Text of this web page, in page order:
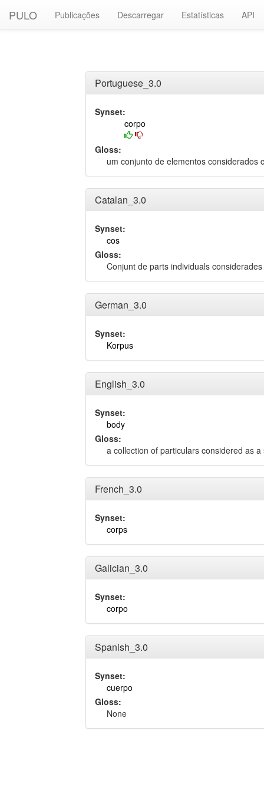
PULO Publicações Descarregar Estatísticas API
Portuguese_3.0
Synset:
corpo
Gloss:
um conjunto de elementos considerados
Catalan_3.0
Synset:
cos
Gloss:
Conjunt de parts individuals
German_3.0
Synset:
Korpus
English_3.0
Synset:
body
Gloss:
a collection of particulars considered as a
French_3.0
Synset:
corps
Galician_3.0
Synset:
corpo
Spanish_3.0
Synset:
cuerpo
Gloss:
None